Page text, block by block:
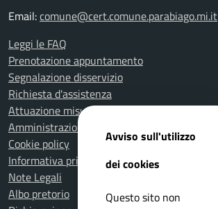
Email:comune@cert.comune.parabiago.mi.it
Leggi le FAQ
Prenotazione appuntamento
Segnalazione disservizio
Richiesta d'assistenza
Attuazione misure PNRR
Amministrazione trasparente
Cookie policy
Informativa privacy
Note Legali
Albo pretorio
Avviso sull'utilizzo
dei cookies
Questo sito non